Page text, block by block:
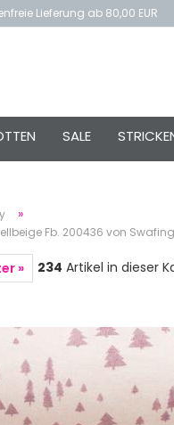
Lieferung ab 80,00 EUR
SALE
»
Fb. 200436 von Swafing
» 234 Artikel in dieser